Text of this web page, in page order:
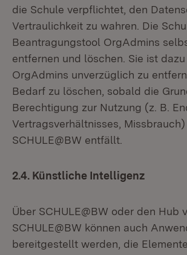
die Schule verpflichtet, den
Vertraulichkeit zu wahren. Die
Beantragungstool OrgAdmins
entfernen und löschen. Sie ist
OrgAdmins unverzüglich zu
Bedarf zu löschen, sobald die
Berechtigung zur Nutzung (z. B.
Vertragsverhältnisses, Missbrauch)
SCHULE@BW entfällt.
2.4. Künstliche Intelligenz
Über SCHULE@BW oder den Hub
SCHULE@BW können auch
bereitgestellt werden, die